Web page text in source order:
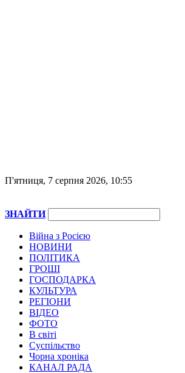
П'ятниця, 7 серпня 2026, 10:55
ЗНАЙТИ
Війна з Росією
НОВИНИ
ПОЛІТИКА
ГРОШІ
ГОСПОДАРКА
КУЛЬТУРА
РЕГІОНИ
ВІДЕО
ФОТО
В світі
Суспільство
Чорна хроніка
КАНАЛ РАДА